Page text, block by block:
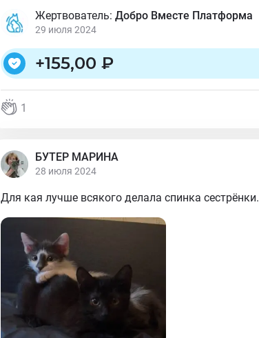
Жертвователь: Добро Вместе Платформа
29 июля 2024
+155,00 ₽
1
БУТЕР МАРИНА
28 июля 2024
Для кая лучше всякого делала спинка сестрёнки.